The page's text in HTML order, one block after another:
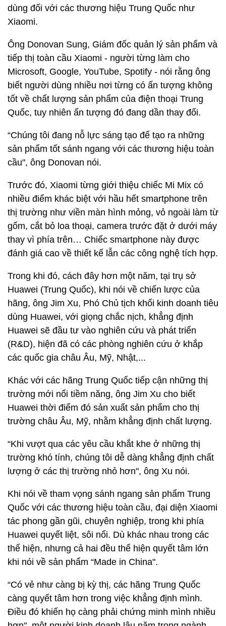
dùng đối với các thương hiệu Trung Quốc như
Xiaomi.
Ông Donovan Sung, Giám đốc quản lý sản phẩm và
tiếp thị toàn cầu Xiaomi - người từng làm cho
Microsoft, Google, YouTube, Spotify - nói rằng ông
biết người dùng nhiều nơi từng có ấn tượng không
tốt về chất lượng sản phẩm của điện thoại Trung
Quốc, tuy nhiên ấn tượng đó đang dần thay đổi.
“Chúng tôi đang nỗ lực sáng tạo để tạo ra những
sản phẩm tốt sánh ngang với các thương hiệu toàn
cầu", ông Donovan nói.
Trước đó, Xiaomi từng giới thiệu chiếc Mi Mix có
nhiều điểm khác biệt với hầu hết smartphone trên
thị trường như viền màn hình mỏng, vỏ ngoài làm từ
gốm, cắt bỏ loa thoại, camera trước đặt ở dưới máy
thay vì phía trên… Chiếc smartphone này được
đánh giá cao về thiết kế lẫn các công nghệ tích hợp.
Trong khi đó, cách đây hơn một năm, tại trụ sở
Huawei (Trung Quốc), khi nói về chiến lược của
hãng, ông Jim Xu, Phó Chủ tịch khối kinh doanh tiêu
dùng Huawei, với giọng chắc nịch, khẳng định
Huawei sẽ đầu tư vào nghiên cứu và phát triển
(R&D), hiện đã có các phòng nghiên cứu ở khắp
các quốc gia châu Âu, Mỹ, Nhật,...
Khác với các hãng Trung Quốc tiếp cận những thị
trường mới nổi tiềm năng, ông Jim Xu cho biết
Huawei thời điểm đó sản xuất sản phẩm cho thị
trường châu Âu, Mỹ, nhằm khẳng định chất lượng.
“Khi vượt qua các yêu cầu khắt khe ở những thị
trường khó tính, chúng tôi dễ dàng khẳng định chất
lượng ở các thị trường nhỏ hơn", ông Xu nói.
Khi nói về tham vọng sánh ngang sản phẩm Trung
Quốc với các thương hiệu toàn cầu, đại diện Xiaomi
tác phong gần gũi, chuyên nghiệp, trong khi phía
Huawei quyết liệt, sôi nổi. Dù khác nhau trong các
thể hiện, nhưng cả hai đều thể hiện quyết tâm lớn
khi nói về sản phẩm “Made in China".
“Có vẻ như càng bị kỳ thị, các hãng Trung Quốc
càng quyết tâm hơn trong việc khẳng định mình.
Điều đó khiến họ càng phải chứng minh mình nhiều